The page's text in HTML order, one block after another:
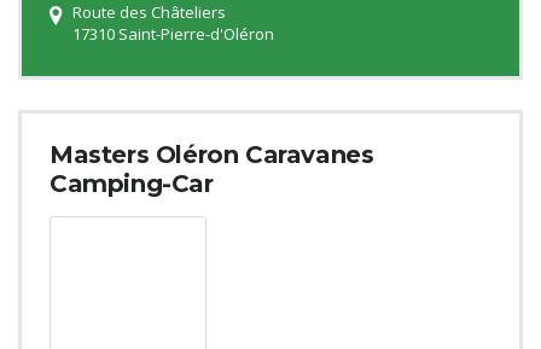
Route des Châteliers
17310 Saint-Pierre-d'Oléron
Masters Oléron Caravanes
Camping-Car